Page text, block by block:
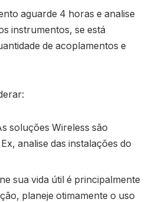
aguarde 4 horas e analise
instrumentos, se está
de acoplamentos e
soluções Wireless são
analise das instalações do
sua vida útil é principalmente
planeje otimamente o uso